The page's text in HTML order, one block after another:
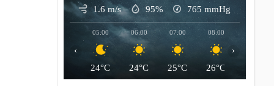
1.6 m/s 95% 765 mmHg
05:00
24°C
06:00
24°C
07:00
25°C
08:00
26°C
‹ ›